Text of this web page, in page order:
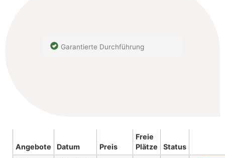
Garantierte Durchführung
Angebote Datum Preis
Freie
Plätze
Status